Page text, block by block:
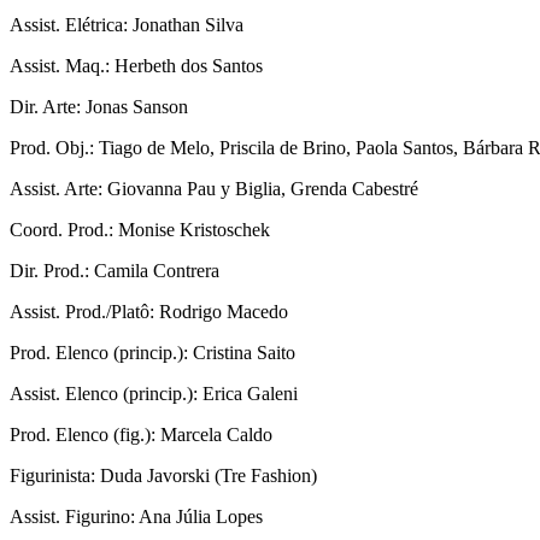
Assist. Elétrica: Jonathan Silva
Assist. Maq.: Herbeth dos Santos
Dir. Arte: Jonas Sanson
Prod. Obj.: Tiago de Melo, Priscila de Brino, Paola Santos, Bárbara
Assist. Arte: Giovanna Pau y Biglia, Grenda Cabestré
Coord. Prod.: Monise Kristoschek
Dir. Prod.: Camila Contrera
Assist. Prod./Platô: Rodrigo Macedo
Prod. Elenco (princip.): Cristina Saito
Assist. Elenco (princip.): Erica Galeni
Prod. Elenco (fig.): Marcela Caldo
Figurinista: Duda Javorski (Tre Fashion)
Assist. Figurino: Ana Júlia Lopes